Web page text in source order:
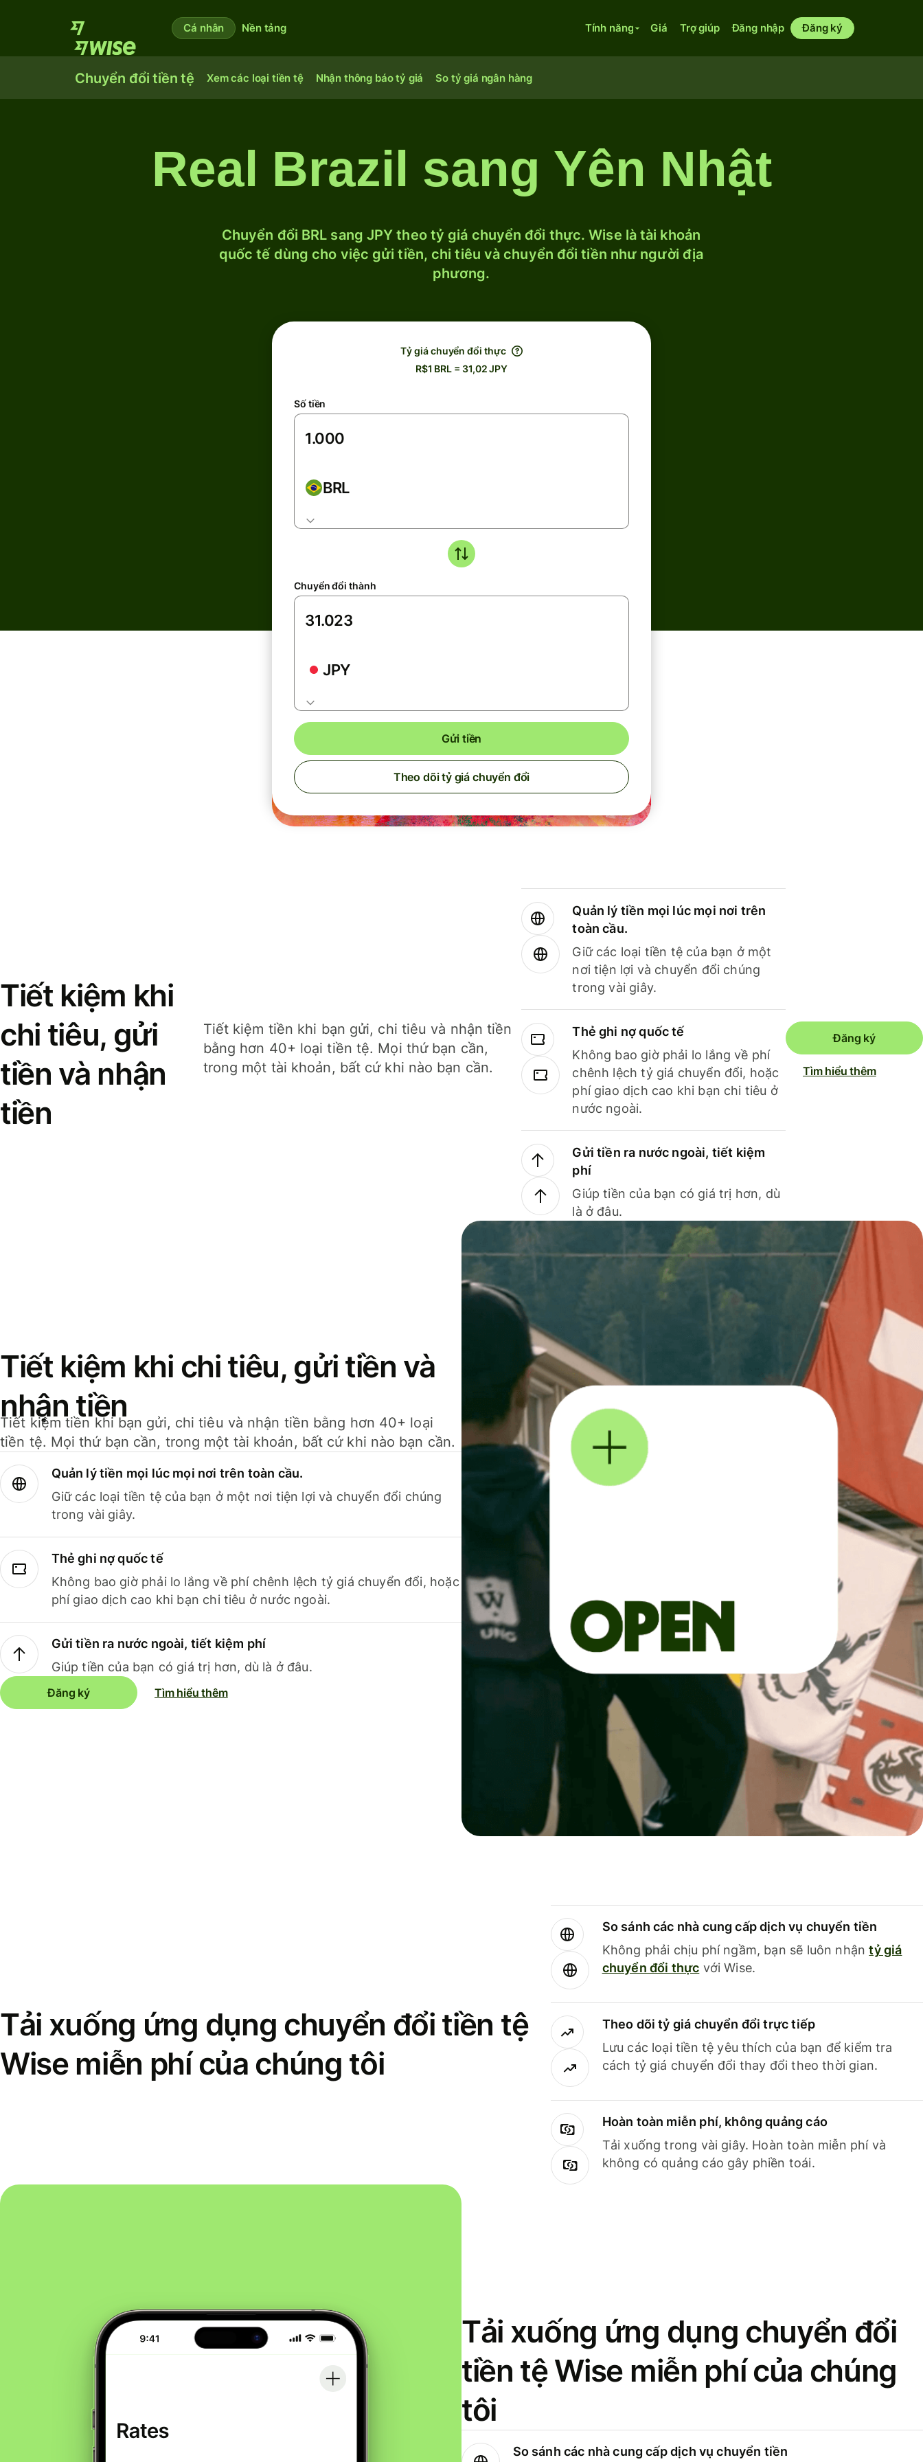
Cá nhân Nền tảng Tính năng Giá Trợ giúp Đăng nhập Đăng ký
Chuyển đổi tiền tệ Xem các loại tiền tệ Nhận thông báo tỷ giá So tỷ giá ngân hàng
Real Brazil sang Yên Nhật
Chuyển đổi BRL sang JPY theo tỷ giá chuyển đổi thực. Wise là tài khoản
quốc tế dùng cho việc gửi tiền, chi tiêu và chuyển đổi tiền như người địa
phương.
Tỷ giá chuyển đổi thực
R$1 BRL = 31,02 JPY
Số tiền
BRL
Chuyển đổi thành
JPY
Gửi tiền
Theo dõi tỷ giá chuyển đổi
Tiết kiệm khi
chi tiêu, gửi
tiền và nhận
tiền
Tiết kiệm tiền khi bạn gửi, chi tiêu và nhận tiền
bằng hơn 40+ loại tiền tệ. Mọi thứ bạn cần,
trong một tài khoản, bất cứ khi nào bạn cần.
Quản lý tiền mọi lúc mọi nơi trên
toàn cầu.
Giữ các loại tiền tệ của bạn ở một
nơi tiện lợi và chuyển đổi chúng
trong vài giây.
Thẻ ghi nợ quốc tế
Không bao giờ phải lo lắng về phí
chênh lệch tỷ giá chuyển đổi, hoặc
phí giao dịch cao khi bạn chi tiêu ở
nước ngoài.
Gửi tiền ra nước ngoài, tiết kiệm
phí
Giúp tiền của bạn có giá trị hơn, dù
là ở đâu.
Đăng ký
Tìm hiểu thêm
Tiết kiệm khi chi tiêu, gửi tiền và
nhận tiền
Tiết kiệm tiền khi bạn gửi, chi tiêu và nhận tiền bằng hơn 40+ loại
tiền tệ. Mọi thứ bạn cần, trong một tài khoản, bất cứ khi nào bạn cần.
Quản lý tiền mọi lúc mọi nơi trên toàn cầu.
Giữ các loại tiền tệ của bạn ở một nơi tiện lợi và chuyển đổi chúng
trong vài giây.
Thẻ ghi nợ quốc tế
Không bao giờ phải lo lắng về phí chênh lệch tỷ giá chuyển đổi, hoặc
phí giao dịch cao khi bạn chi tiêu ở nước ngoài.
Gửi tiền ra nước ngoài, tiết kiệm phí
Giúp tiền của bạn có giá trị hơn, dù là ở đâu.
Đăng ký Tìm hiểu thêm
Tải xuống ứng dụng chuyển đổi tiền tệ
Wise miễn phí của chúng tôi
So sánh các nhà cung cấp dịch vụ chuyển tiền
Không phải chịu phí ngầm, bạn sẽ luôn nhậntỷ giá
chuyển đổi thực với Wise.
Theo dõi tỷ giá chuyển đổi trực tiếp
Lưu các loại tiền tệ yêu thích của bạn để kiểm tra
cách tỷ giá chuyển đổi thay đổi theo thời gian.
Hoàn toàn miễn phí, không quảng cáo
Tải xuống trong vài giây. Hoàn toàn miễn phí và
không có quảng cáo gây phiền toái.
Tải xuống ứng dụng chuyển đổi
tiền tệ Wise miễn phí của chúng
tôi
So sánh các nhà cung cấp dịch vụ chuyển tiền